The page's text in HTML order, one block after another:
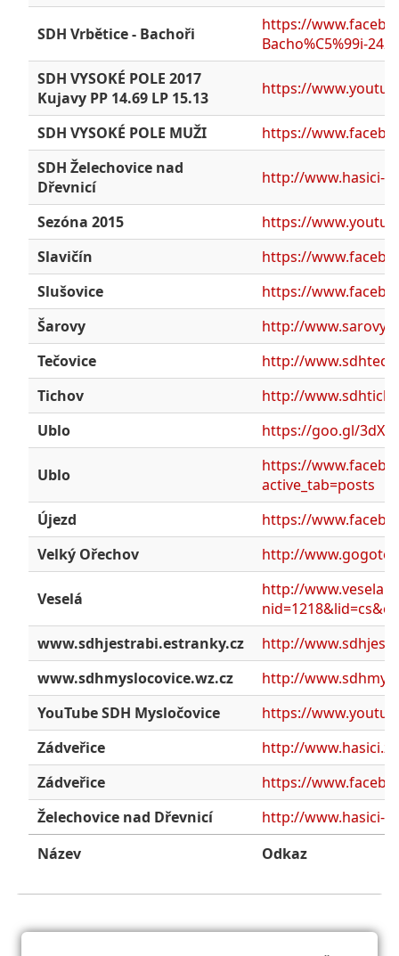
SDH Vrbětice - Bachoři
https://
Bacho%C5%99i-
SDH VYSOKÉ POLE 2017
Kujavy PP 14.69 LP 15.13
https://
SDH VYSOKÉ POLE MUŽI
https://
SDH Želechovice nad
Dřevnicí
http://www.hasici-
Sezóna 2015
https://
Slavičín
https://
Slušovice
https://
Šarovy
http://
Tečovice
http://
Tichov
http://
Ublo
https://goo.gl/
Ublo
https://
active_tab=posts
Újezd
https://
Velký Ořechov
http://
Veselá
http://
www.sdhjestrabi.estranky.cz
http://
www.sdhmyslocovice.wz.cz
http://
YouTube SDH Mysločovice
https://
Zádveřice
http://
Zádveřice
https://
Želechovice nad Dřevnicí
http://www.hasici-
Název
Odkaz